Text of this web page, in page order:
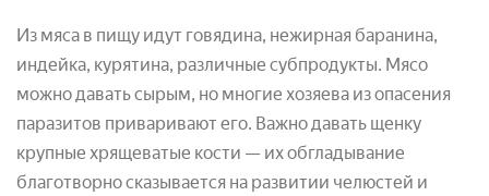
Из мяса в пищу идут говядина, нежирная баранина,
индейка, курятина, различные субпродукты. Мясо
можно давать сырым, но многие хозяева из опасения
паразитов приваривают его. Важно давать щенку
крупные хрящеватые кости — их обгладывание
благотворно сказывается на развитии челюстей и